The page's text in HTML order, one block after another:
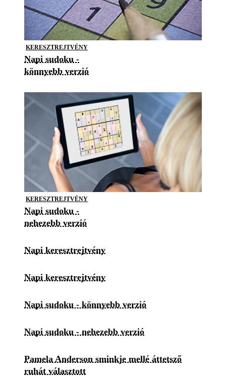
KERESZTREJTVÉNY
Napi sudoku -
könnyebb verzió
KERESZTREJTVÉNY
Napi sudoku -
nehezebb verzió
Napi keresztrejtvény
Napi keresztrejtvény
Napi sudoku - könnyebb verzió
Napi sudoku - nehezebb verzió
Pamela Anderson sminkje mellé áttetsző
ruhát választott